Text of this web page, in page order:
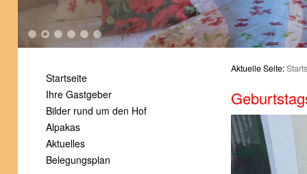
1 2 3 4 5 6
Startseite
Ihre Gastgeber
Bilder rund um den Hof
Alpakas
Aktuelles
Belegungsplan
Aktuelle Seite: